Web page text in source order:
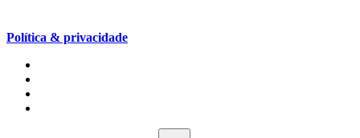
Política & privacidade